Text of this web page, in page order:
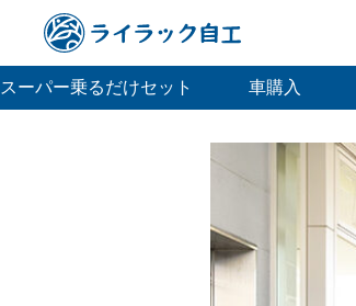
スーパー乗るだけセット 車購入